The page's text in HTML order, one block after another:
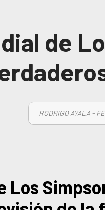
de
RODRIGO AYALA -
Los